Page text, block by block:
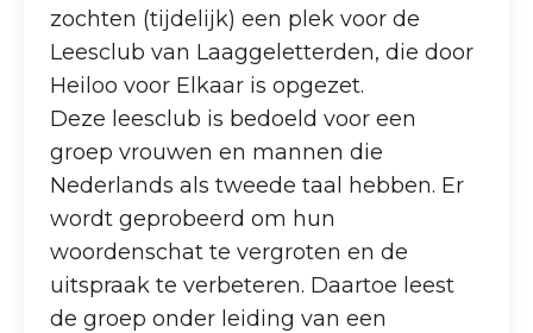
zochten (tijdelijk) een plek voor de
Leesclub van Laaggeletterden, die door
Heiloo voor Elkaar is opgezet.
Deze leesclub is bedoeld voor een
groep vrouwen en mannen die
Nederlands als tweede taal hebben. Er
wordt geprobeerd om hun
woordenschat te vergroten en de
uitspraak te verbeteren. Daartoe leest
de groep onder leiding van een